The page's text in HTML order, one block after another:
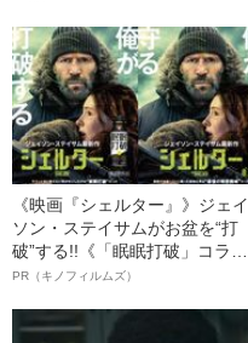
《映画『シェルター』》ジェイ
ソン・ステイサムがお盆を“打
破”する!!《「眠眠打破」コラ
ボ》
PR（キノフィルムズ）